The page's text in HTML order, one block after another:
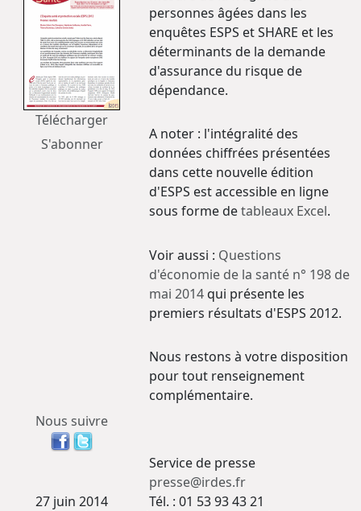
personnes âgées dans les
enquêtes ESPS et SHARE et les
déterminants de la demande
d'assurance du risque de
dépendance.
A noter : l'intégralité des
données chiffrées présentées
dans cette nouvelle édition
d'ESPS est accessible en ligne
sous forme detableaux Excel.
Voir aussi : Questions
d'économie de la santé n° 198 de
mai 2014qui présente les
premiers résultats d'ESPS 2012.
Nous restons à votre disposition
pour tout renseignement
complémentaire.
Télécharger
S'abonner
Nous suivre
27 juin 2014
Service de presse
presse@irdes.fr
Tél. : 01 53 93 43 21